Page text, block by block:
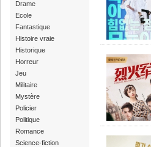
Drame
Ecole
Fantastique
Histoire vraie
Historique
Horreur
Jeu
Militaire
Mystère
Policier
Politique
Romance
Science-fiction